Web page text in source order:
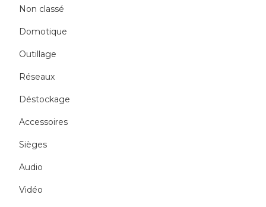
Non classé
Domotique
Outillage
Réseaux
Déstockage
Accessoires
Sièges
Audio
Vidéo